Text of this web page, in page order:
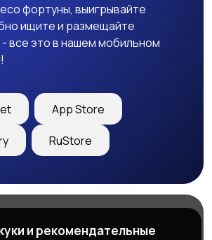
фортуны, выигрывайте
ищите и размещайте
все это в нашем мобильном
App Store
RuStore
и рекомендательные